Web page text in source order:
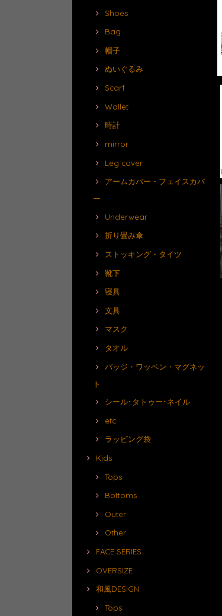
Shoes
Bag
帽子
ぬいぐるみ
Scarf
Wallet
時計
mirror
Leg cover
アームカバー・フェイスカバ
ー
Underwear
折り畳み傘
ストッキング・タイツ
靴下
寝具
文具
マスク
タオル
バッジ・ワッペン・マグネッ
ト
シール･タトゥー･ネイル
etc.
ラッピング袋
Kids
Tops
Bottoms
Outer
Other
FACE SERIES
OVERSIZE
和風DESIGN
Tops